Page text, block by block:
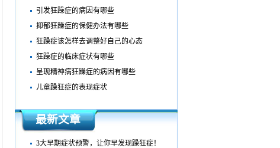
引发狂躁症的病因有哪些
抑郁狂躁症的保健办法有哪些
狂躁症该怎样去调整好自己的心态
狂躁症的临床症状有哪些
呈现精神病狂躁症的病因有哪些
儿童躁狂症的表现症状
最新文章
3大早期症状预警，让你早发现躁狂症！